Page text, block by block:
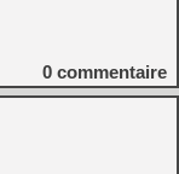
0 commentaire